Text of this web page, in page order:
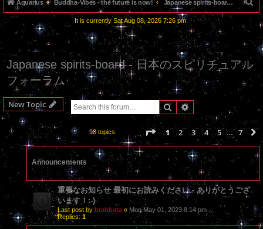
Aquarius Buddha-Vibes - the future is now! Japanese spirits-board - 日本のスピリチュアルフォーラム
r
It is currently Sat Aug 08, 2026 7:26 pm
Japanese spirits-board - 日本のスピリチュアル
フォーラム
New Topic SearchAdvanced search
98 topics Page 1of7
1 2 3 4 5 … 7
Announcements
重要なお知らせ 最初にお読みください - ありがとうござ
います！:-)
Last post by brahbata « Mon May 01, 2023 8:14 pm
Replies: 1